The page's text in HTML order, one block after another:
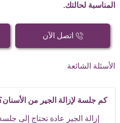
المناسبة لحالتك.
اتصل الآن
الأسئلة الشائعة
كم جلسة لإزالة الجير من
إزالة الجير عادة تحتاج إلى